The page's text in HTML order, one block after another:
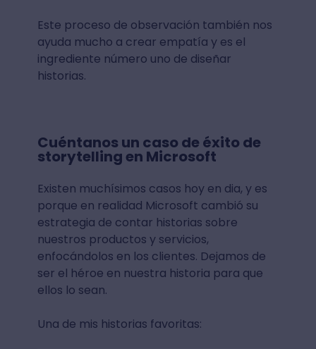
Este proceso de observación también nos
ayuda mucho a crear empatía y es el
ingrediente número uno de diseñar
historias.
Cuéntanos un caso de éxito de
storytelling en Microsoft
Existen muchísimos casos hoy en dia, y es
porque en realidad Microsoft cambió su
estrategia de contar historias sobre
nuestros productos y servicios,
enfocándolos en los clientes. Dejamos de
ser el héroe en nuestra historia para que
ellos lo sean.
Una de mis historias favoritas: